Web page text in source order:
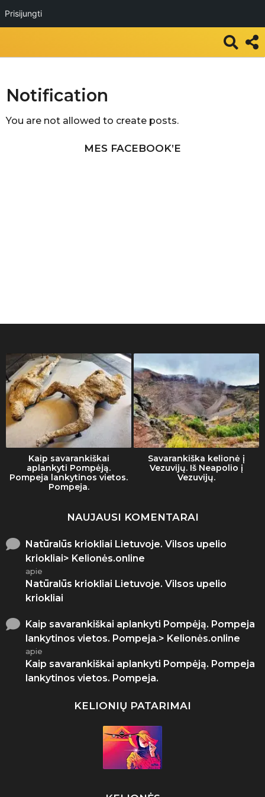
Prisijungti
Notification
You are not allowed to create posts.
MES FACEBOOK’E
Kaip savarankiškai
aplankyti Pompėją.
Pompeja lankytinos vietos.
Pompeja.
Savarankiška kelionė į
Vezuvijų. Iš Neapolio į
Vezuvijų.
NAUJAUSI KOMENTARAI
Natūralūs kriokliai Lietuvoje. Vilsos upelio
kriokliai> Kelionės.online
apie
Natūralūs kriokliai Lietuvoje. Vilsos upelio
kriokliai
Kaip savarankiškai aplankyti Pompėją. Pompeja
lankytinos vietos. Pompeja.> Kelionės.online
apie
Kaip savarankiškai aplankyti Pompėją. Pompeja
lankytinos vietos. Pompeja.
KELIONIŲ PATARIMAI